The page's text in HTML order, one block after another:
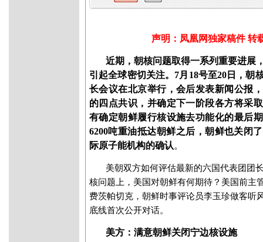
声明：凤凰网独家稿件 转
近期，朝核问题取得一系列重要进展
引起全球密切关注。7月18号至20日，朝
长会议在北京举行，会后发表新闻公报
的四点共识，并确定下一阶段各方将采
有确定朝鲜履行核设施去功能化的最后
6200吨重油抵达朝鲜之后，朝鲜也关闭
际原子能机构的确认。
美朝双方如何评估最新的六国代表团团
核问题上，美国对朝鲜有何期待？美国前主
费茨帕切克，朝鲜时事评论员李玉珍做客听
底线首次公开对话。
美方：满意朝鲜关闭宁边核设施